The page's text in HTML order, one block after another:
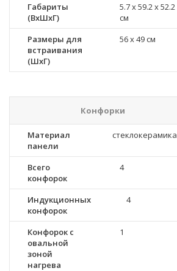
Габариты
(ВхШхГ)
5.7 x 59.2 x 52.2
см
Размеры для
встраивания
(ШхГ)
56 x 49 см
Конфорки
Материал
панели
стеклокерамика
Всего
конфорок
4
Индукционных
конфорок
4
Конфорок с
овальной
зоной
нагрева
1